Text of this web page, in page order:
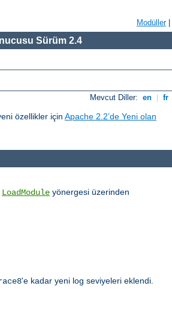
Modüller|
Sürüm 2.4
Mevcut Diller: en fr
özellikler için Apache 2.2’de Yeni olan
LoadModule yönergesi üzerinden
'e kadar yeni log seviyeleri eklendi.